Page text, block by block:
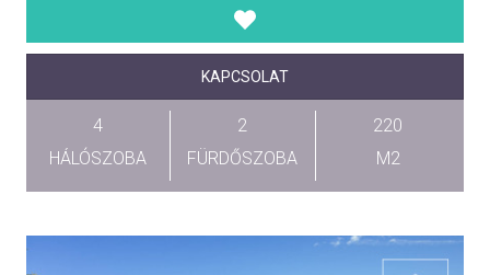
KAPCSOLAT
4
HÁLÓSZOBA
2
FÜRDŐSZOBA
220
M2